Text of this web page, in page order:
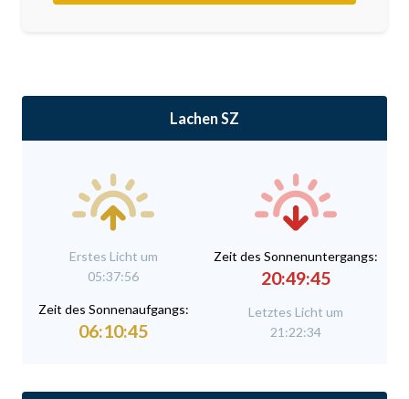
Lachen SZ
Erstes Licht um
05:37:56
Zeit des Sonnenaufgangs:
06:10:45
Zeit des Sonnenuntergangs:
20:49:45
Letztes Licht um
21:22:34